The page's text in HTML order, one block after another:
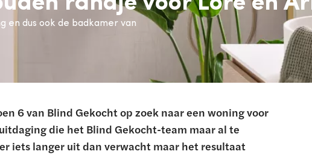
en dus ook de badkamer van
6 van Blind Gekocht op zoek naar een woning voor
die het Blind Gekocht-team maar al te
iets langer uit dan verwacht maar het resultaat